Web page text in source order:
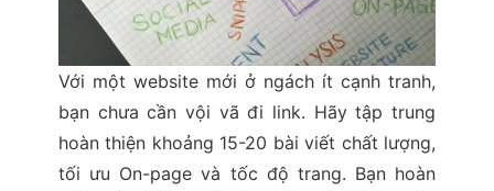
Với một website mới ở ngách ít cạnh tranh,
bạn chưa cần vội vã đi link. Hãy tập trung
hoàn thiện khoảng 15-20 bài viết chất lượng,
tối ưu On-page và tốc độ trang. Bạn hoàn